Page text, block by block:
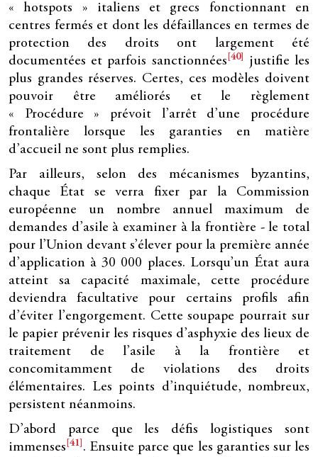
« hotspots » italiens et grecs fonctionnant en
centres fermés et dont les défaillances en termes de
protection des droits ont largement été
documentées et parfois sanctionnées [40]
justifie les
plus grandes réserves. Certes, ces modèles doivent
pouvoir être améliorés et le règlement
« Procédure » prévoit l’arrêt d’une procédure
frontalière lorsque les garanties en matière
d’accueil ne sont plus remplies.
Par ailleurs, selon des mécanismes byzantins,
chaque État se verra fixer par la Commission
européenne un nombre annuel maximum de
demandes d’asile à examiner à la frontière - le total
pour l’Union devant s’élever pour la première année
d’application à 30 000 places. Lorsqu’un État aura
atteint sa capacité maximale, cette procédure
deviendra facultative pour certains profils afin
d’éviter l’engorgement. Cette soupape pourrait sur
le papier prévenir les risques d’asphyxie des lieux de
traitement de l’asile à la frontière et
concomitamment de violations des droits
élémentaires. Les points d’inquiétude, nombreux,
persistent néanmoins.
D’abord parce que les défis logistiques sont
immenses [41] . Ensuite parce que les garanties sur les